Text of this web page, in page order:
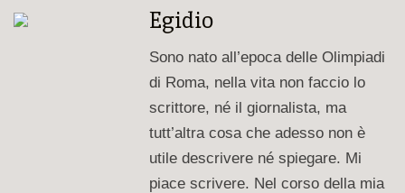
Egidio
Sono nato all’epoca delle Olimpiadi
di Roma, nella vita non faccio lo
scrittore, né il giornalista, ma
tutt’altra cosa che adesso non è
utile descrivere né spiegare. Mi
piace scrivere. Nel corso della mia